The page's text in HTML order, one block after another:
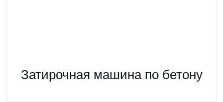
Затирочная машина по бетону